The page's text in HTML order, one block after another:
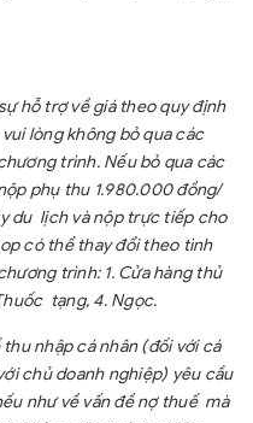
hỗ trợ về giá theo quy định
lòng không bỏ qua các
trình. Nếu bỏ qua các
phụ thu 1.980.000 đồng/
du lịch và nộp trực tiếp cho
có thể thay đổi theo tình
trình: 1. Cửa hàng thủ
tạng, 4. Ngọc.
nhập cá nhân (đối với cá
chủ doanh nghiệp) yêu cầu
như về vấn đề nợ thuế mà